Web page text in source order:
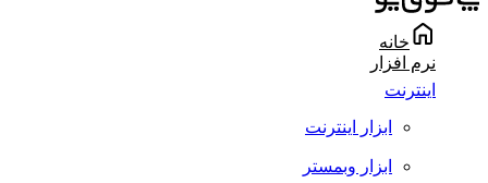
خانه
نرم افزار
اینترنت
ابزار اینترنت
ابزار وبمستر